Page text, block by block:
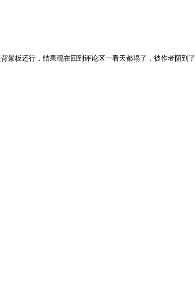
景板还行，结果现在回到评论区一看天都塌了，被作者阴到了